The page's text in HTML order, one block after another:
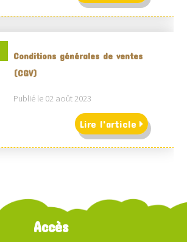
Conditions générales de ventes
(CGV)
Publié le 02 août 2023
Lire l'article
Accès